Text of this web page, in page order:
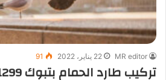
MR editor 22 يناير، 2022 91